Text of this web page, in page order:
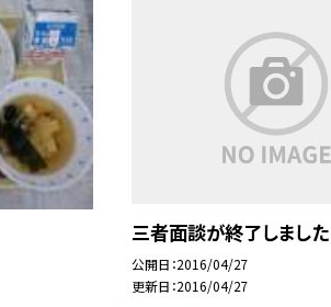
三者面談が終了しました
公開日 2016/04/27
更新日 2016/04/27